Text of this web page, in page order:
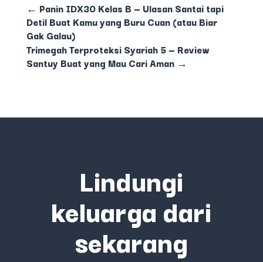
← Panin IDX30 Kelas B — Ulasan Santai tapi
Detil Buat Kamu yang Buru Cuan (atau Biar
Gak Galau)
Trimegah Terproteksi Syariah 5 — Review
Santuy Buat yang Mau Cari Aman→
Lindungi
keluarga dari
sekarang